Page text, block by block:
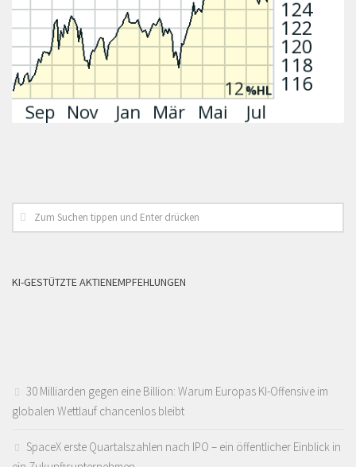
KI-GESTÜTZTE AKTIENEMPFEHLUNGEN
30 Milliarden gegen eine Billion: Warum Europas KI-Offensive im
globalen Wettlauf chancenlos bleibt
SpaceX erste Quartalszahlen nach IPO – ein öffentlicher Einblick in